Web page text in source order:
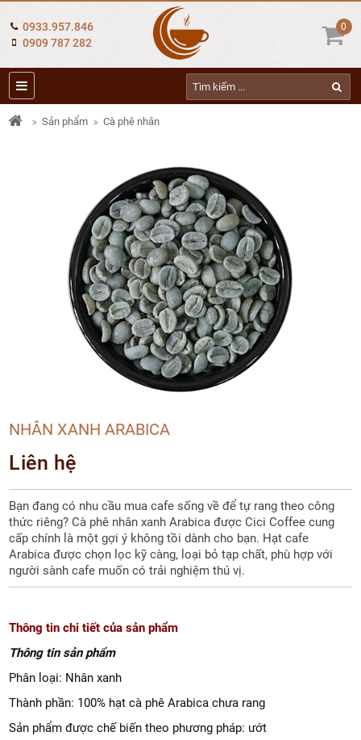
0933.957.846
0909 787 282
0
Sản phẩm Cà phê nhân
NHÂN XANH ARABICA
Liên hệ
Bạn đang có nhu cầu mua cafe sống về để tự rang theo công
thức riêng? Cà phê nhân xanh Arabica được Cici Coffee cung
cấp chính là một gợi ý không tồi dành cho bạn. Hạt cafe
Arabica được chọn lọc kỹ càng, loại bỏ tạp chất, phù hợp với
người sành cafe muốn có trải nghiệm thú vị.
Thông tin chi tiết của sản phẩm
Thông tin sản phẩm
Phân loại: Nhân xanh
Thành phần: 100% hạt cà phê Arabica chưa rang
Sản phẩm được chế biến theo phương pháp: ướt